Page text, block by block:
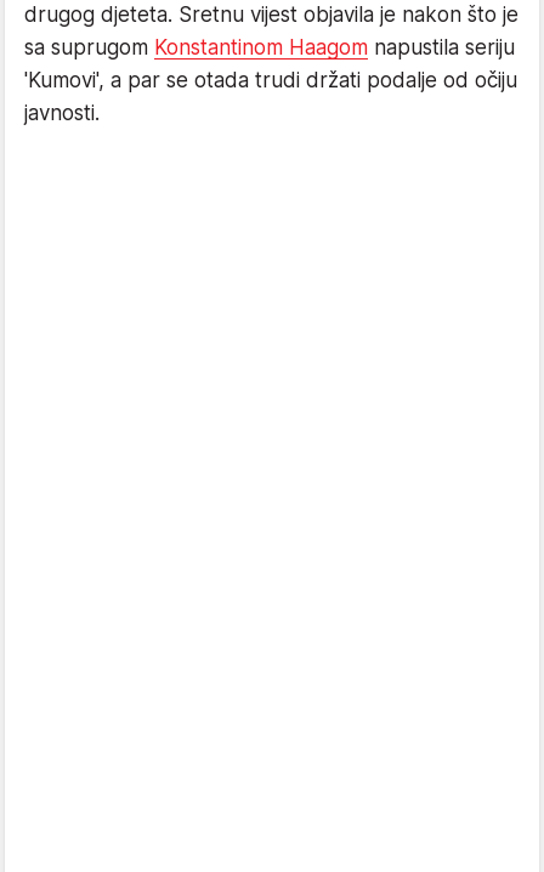
drugog djeteta. Sretnu vijest objavila je nakon što je
sa suprugom Konstantinom Haagom napustila seriju
'Kumovi', a par se otada trudi držati podalje od očiju
javnosti.